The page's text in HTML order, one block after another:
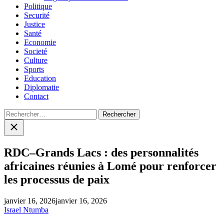
Politique
Securité
Justice
Santé
Economie
Societé
Culture
Sports
Education
Diplomatie
Contact
Rechercher :
Close
search
RDC–Grands Lacs : des personnalités
africaines réunies à Lomé pour renforcer
les processus de paix
janvier 16, 2026janvier 16, 2026
Israel Ntumba